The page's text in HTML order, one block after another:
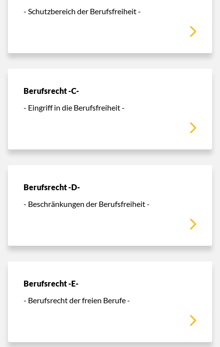
- Schutzbereich der Berufsfreiheit -
Berufsrecht -C-
- Eingriff in die Berufsfreiheit -
Berufsrecht -D-
- Beschränkungen der Berufsfreiheit -
Berufsrecht -E-
- Berufsrecht der freien Berufe -